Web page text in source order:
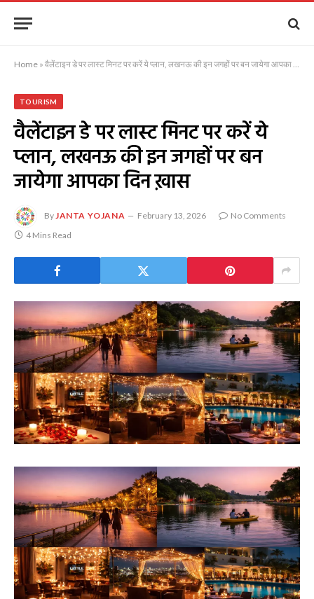
Home » वैलेंटाइन डे पर लास्ट मिनट पर करें ये प्लान, लखनऊ की इन जगहों पर बन जायेगा आपका दिन ख़ास
TOURISM
वैलेंटाइन डे पर लास्ट मिनट पर करें ये
प्लान, लखनऊ की इन जगहों पर बन
जायेगा आपका दिन ख़ास
ByJANTA YOJANA February 13, 2026
No Comments
4 Mins Read